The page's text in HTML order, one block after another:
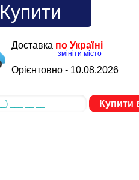
Купити
Доставка по Україні
змініти місто
Орієнтовно - 10.08.2026
Купити